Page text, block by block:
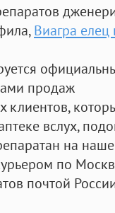
, Виагра елец
продаж
клиентов,
вслух,
на
по
почтой